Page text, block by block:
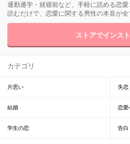
通勤通学・就寝前など、手軽に読める恋
読むだけで、恋愛に関する男性の本音が全
ストアでインス
カテゴリ
片思い 失恋
結婚 恋愛
学生の恋 告白